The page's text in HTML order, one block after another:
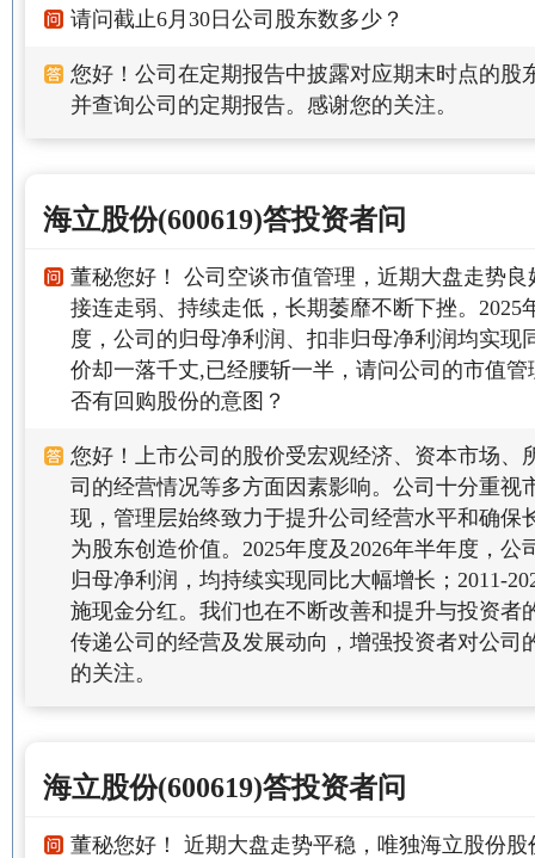
请问截止6月30日公司股东数多少？
您好！公司在定期报告中披露对应期末时点的股
并查询公司的定期报告。感谢您的关注。
海立股份(600619)答投资者问
董秘您好！ 公司空谈市值管理，近期大盘走势
接连走弱、持续走低，长期萎靡不断下挫。2025
度，公司的归母净利润、扣非归母净利润均实现
价却一落千丈,已经腰斩一半，请问公司的市值
否有回购股份的意图？
您好！上市公司的股价受宏观经济、资本市场、
司的经营情况等多方面因素影响。公司十分重视
现，管理层始终致力于提升公司经营水平和确保
为股东创造价值。2025年度及2026年半年度，公
归母净利润，均持续实现同比大幅增长；2011-
施现金分红。我们也在不断改善和提升与投资者
传递公司的经营及发展动向，增强投资者对公司
的关注。
海立股份(600619)答投资者问
董秘您好！ 近期大盘走势平稳，唯独海立股份